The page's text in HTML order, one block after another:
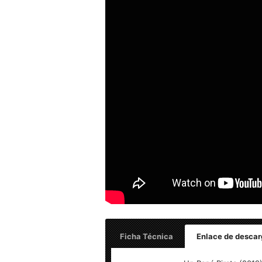
Ficha Técnica
Enlace de